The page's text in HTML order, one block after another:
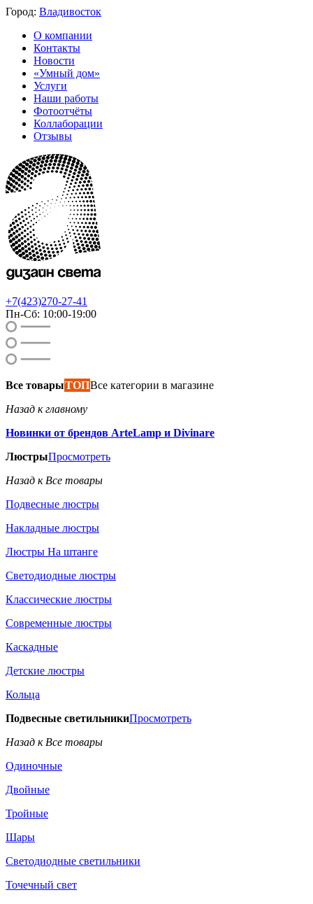
Город: Владивосток
О компании
Контакты
Новости
«Умный дом»
Услуги
Наши работы
Фотоотчёты
Коллаборации
Отзывы
+7(423)270-27-41
Пн-Сб: 10:00-19:00
Все товарыТОПВсе категории в магазине
Назад к главному
Новинки от брендов ArteLamp и Divinare
ЛюстрыПросмотреть
Назад к Все товары
Подвесные люстры
Накладные люстры
Люстры На штанге
Светодиодные люстры
Классические люстры
Современные люстры
Каскадные
Детские люстры
Кольца
Подвесные светильникиПросмотреть
Назад к Все товары
Одиночные
Двойные
Тройные
Шары
Светодиодные светильники
Точечный свет